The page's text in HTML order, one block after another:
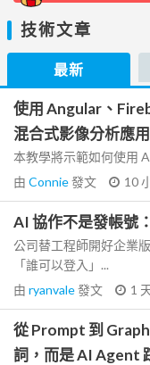
技術文章
最新
使用 Angular、
混合式影像分析應
本教學將示範如何使用
由 Connie發文 10
AI 協作不是發帳號
公司替工程師開好企業
「誰可以登入」...
由 ryanvale發文 1
從 Prompt 到
詞，而是 AI Agent